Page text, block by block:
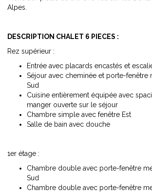
Alpes.
DESCRIPTION CHALET 6 PIECES :
Rez supérieur :
Entrée avec placards encastés et
Séjour avec cheminée et porte-fenêtre
Sud
Cuisine entièrement équipée avec
manger ouverte sur le séjour
Chambre simple avec fenêtre Est
Salle de bain avec douche
1er étage :
Chambre double avec porte-fenêtre
Sud
Chambre double avec porte-fenêtre